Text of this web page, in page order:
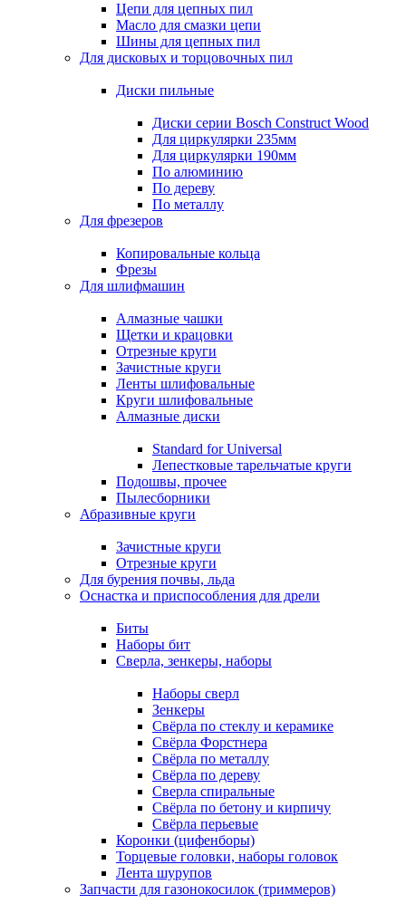
Цепи для цепных пил
Масло для смазки цепи
Шины для цепных пил
Для дисковых и торцовочных пил
Диски пильные
Диски серии Bosch Construct Wood
Для циркулярки 235мм
Для циркулярки 190мм
По алюминию
По дереву
По металлу
Для фрезеров
Копировальные кольца
Фрезы
Для шлифмашин
Алмазные чашки
Щетки и крацовки
Отрезные круги
Зачистные круги
Ленты шлифовальные
Круги шлифовальные
Алмазные диски
Standard for Universal
Лепестковые тарельчатые круги
Подошвы, прочее
Пылесборники
Абразивные круги
Зачистные круги
Отрезные круги
Для бурения почвы, льда
Оснастка и приспособления для дрели
Биты
Наборы бит
Сверла, зенкеры, наборы
Наборы сверл
Зенкеры
Свёрла по стеклу и керамике
Свёрла Форстнера
Свёрла по металлу
Свёрла по дереву
Сверла спиральные
Свёрла по бетону и кирпичу
Свёрла перьевые
Коронки (цифенборы)
Торцевые головки, наборы головок
Лента шурупов
Запчасти для газонокосилок (триммеров)